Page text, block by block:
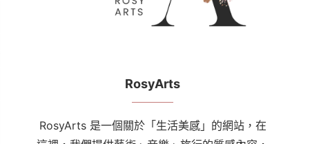
RosyArts
RosyArts 是一個關於「生活美感」的網站，在